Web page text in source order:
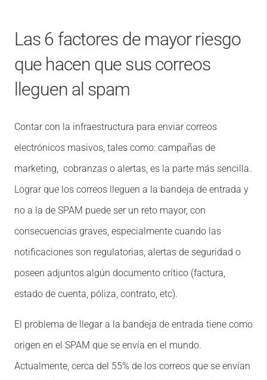
Las 6 factores de mayor riesgo
que hacen que sus correos
lleguen al spam
Contar con la infraestructura para enviar correos
electrónicos masivos, tales como: campañas de
marketing, cobranzas o alertas, es la parte más sencilla.
Lograr que los correos lleguen a la bandeja de entrada y
no a la de SPAM puede ser un reto mayor, con
consecuencias graves, especialmente cuando las
notificaciones son regulatorias, alertas de seguridad o
poseen adjuntos algún documento crítico (factura,
estado de cuenta, póliza, contrato, etc).
El problema de llegar a la bandeja de entrada tiene como
origen en el SPAM que se envía en el mundo.
Actualmente, cerca del 55% de los correos que se envían